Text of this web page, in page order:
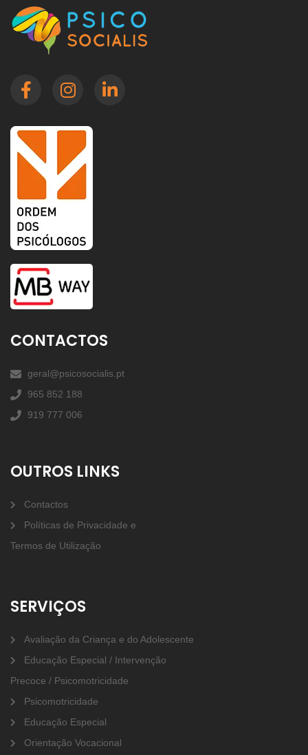
CONTACTOS
geral@psicosocialis.pt
965 852 188
919 777 006
OUTROS LINKS
Contactos
Políticas de Privacidade e
Termos de Utilização
SERVIÇOS
Avaliação da Criança e do Adolescente
Educação Especial / Intervenção
Precoce / Psicomotricidade
Psicomotricidade
Educação Especial
Orientação Vocacional